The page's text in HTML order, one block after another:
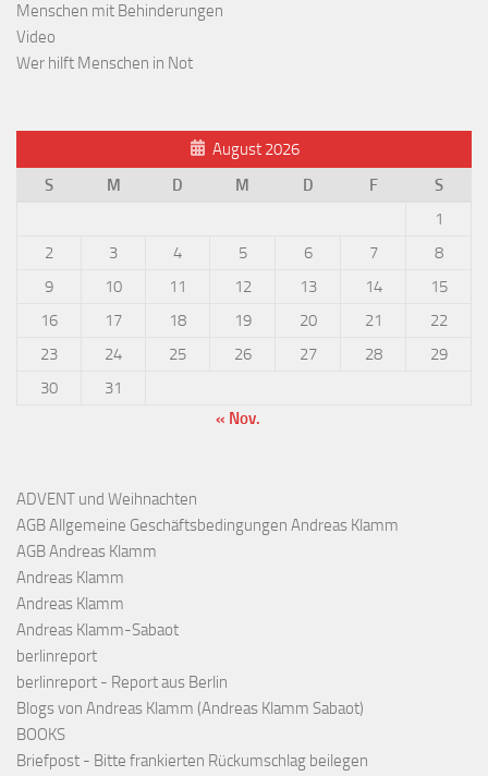
Menschen mit Behinderungen
Video
Wer hilft Menschen in Not
August 2026
S
M D M D F
S
1
2
3 4 5 6 7
8
9
10 11 12 13 14
15
16
17 18 19 20 21
22
23
24 25 26 27 28
29
30
31
« Nov.
ADVENT und Weihnachten
AGB Allgemeine Geschäftsbedingungen Andreas Klamm
AGB Andreas Klamm
Andreas Klamm
Andreas Klamm
Andreas Klamm-Sabaot
berlinreport
berlinreport - Report aus Berlin
Blogs von Andreas Klamm (Andreas Klamm Sabaot)
BOOKS
Briefpost - Bitte frankierten Rückumschlag beilegen